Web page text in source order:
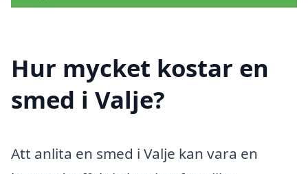
Hur mycket kostar en
smed i Valje?
Att anlita en smed i Valje kan vara en